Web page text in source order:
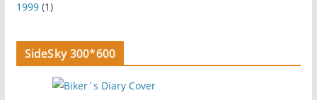
1999(1)
SideSky 300*600